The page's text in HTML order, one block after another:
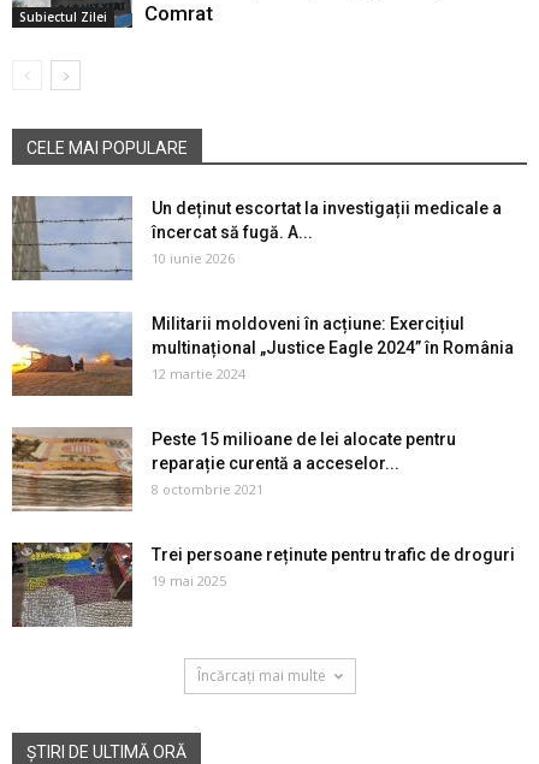
Subiectul Zilei
Comrat
CELE MAI POPULARE
Un deținut escortat la investigații medicale a
încercat să fugă. A...
10 iunie 2026
Militarii moldoveni în acțiune: Exercițiul
multinațional „Justice Eagle 2024” în România
12 martie 2024
Peste 15 milioane de lei alocate pentru
reparație curentă a acceselor...
8 octombrie 2021
Trei persoane reținute pentru trafic de droguri
19 mai 2025
Încărcați mai multe
ȘTIRI DE ULTIMĂ ORĂ